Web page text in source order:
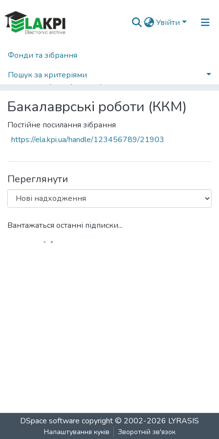
Увійти
Фонди та зібрання
Пошук за критеріями
Головна
Бакалаврські роботи (ККМ)
Постійне посилання зібрання
https://ela.kpi.ua/handle/123456789/21903
Переглянути
Вантажаться останні підписки...
DSpace software copyright © 2002-2026 LYRASIS
Налаштування куків Зворотній зв'язок